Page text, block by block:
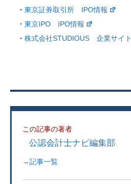
・ 東京証券取引所 IPO情報
・ 東京IPO IPO情報
・ 株式会社STUDIOUS 企業サイト
この記事の著者
公認会計士ナビ編集部
→記事一覧